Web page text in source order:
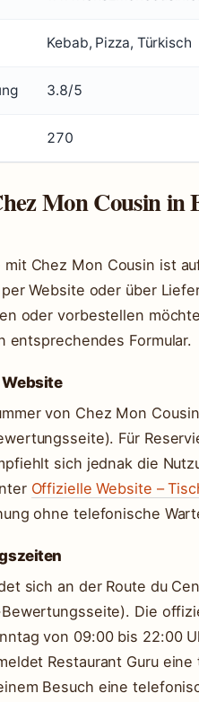
Kebab, Pizza, Türkisch
3.8/5
270
Mon Cousin in
mit Chez Mon Cousin ist
Website oder über
oder vorbestellen
entsprechendes Formular.
von Chez Mon
Für
sich jednak die
Offizielle Website –
ohne telefonische
sich an der Route du
Die
von 09:00 bis 22:00
Restaurant Guru eine
Besuch eine